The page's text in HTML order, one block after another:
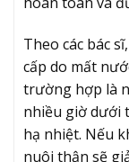
Theo các bác
cấp do mất
trường hợp là
nhiều giờ dưới
hạ nhiệt. Nếu
nuôi thận sẽ